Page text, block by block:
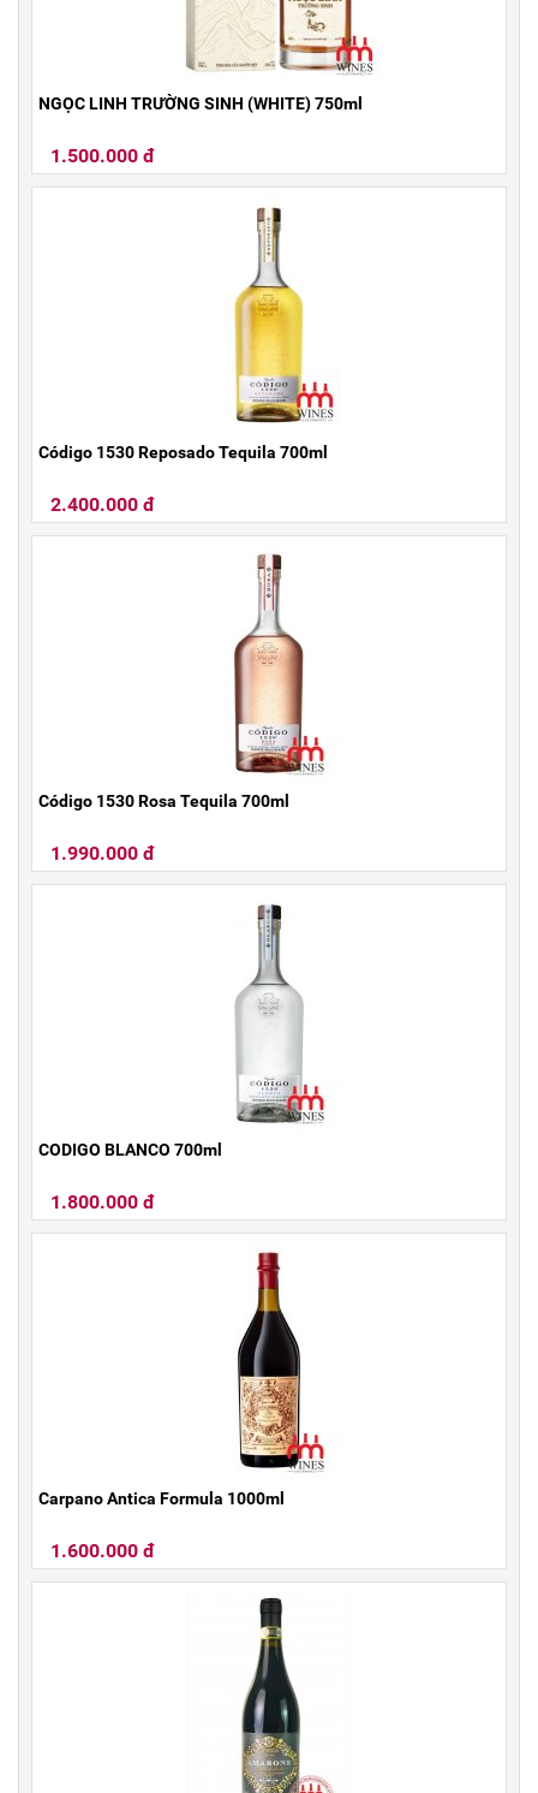
NGỌC LINH TRƯỜNG SINH (WHITE) 750ml
1.500.000 đ
Código 1530 Reposado Tequila 700ml
2.400.000 đ
Código 1530 Rosa Tequila 700ml
1.990.000 đ
CODIGO BLANCO 700ml
1.800.000 đ
Carpano Antica Formula 1000ml
1.600.000 đ